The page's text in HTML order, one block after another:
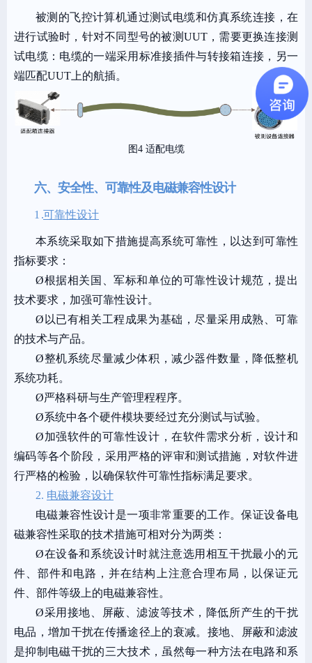
被测的飞控计算机通过测试电缆和仿真系统连接，在
进行试验时，针对不同型号的被测UUT，需要更换连接测
试电缆：电缆的一端采用标准接插件与转接箱连接，另一
端匹配UUT上的航插。
图4 适配电缆
六、安全性、可靠性及电磁兼容性设计
1 .可靠性设计
本系统采取如下措施提高系统可靠性，以达到可靠性
指标要求：
Ø根据相关国、军标和单位的可靠性设计规范，提出
技术要求，加强可靠性设计。
Ø 以已有相关工程成果为基础，尽量采用成熟、可靠
的技术与产品。
Ø整机系统尽量减少体积，减少器件数量，降低整机
系统功耗。
Ø严格科研与生产管理程程序。
Ø系统中各个硬件模块要经过充分测试与试验。
Ø加强软件的可靠性设计，在软件需求分析，设计和
编码等各个阶段，采用严格的评审和测试措施，对软件进
行严格的检验，以确保软件可靠性指标满足要求。
2. 电磁兼容设计
电磁兼容性设计是一项非常重要的工作。保证设备电
磁兼容性采取的技术措施可相对分为两类：
Ø在设备和系统设计时就注意选用相互干扰最小的元
件、部件和电路，并在结构上注意合理布局，以保证元
件、部件等级上的电磁兼容性。
Ø采用接地、屏蔽、滤波等技术，降低所产生的干扰
电品，增加干扰在传播途径上的衰减。接地、屏蔽和滤波
是抑制电磁干扰的三大技术，虽然每一种方法在电路和系